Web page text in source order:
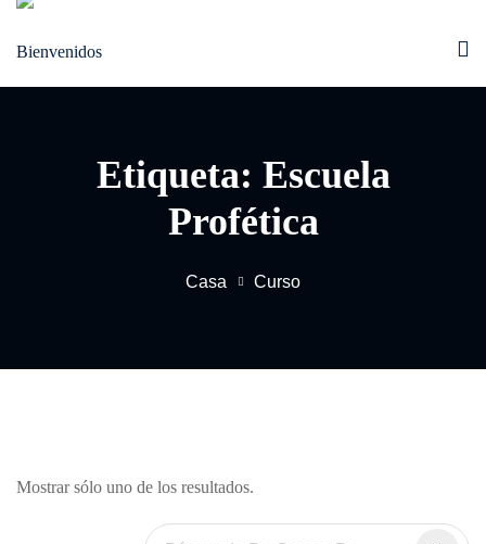
Saltar
Etiqueta: Escuela
Profética
Casa Curso
Mostrar sólo uno de los resultados.